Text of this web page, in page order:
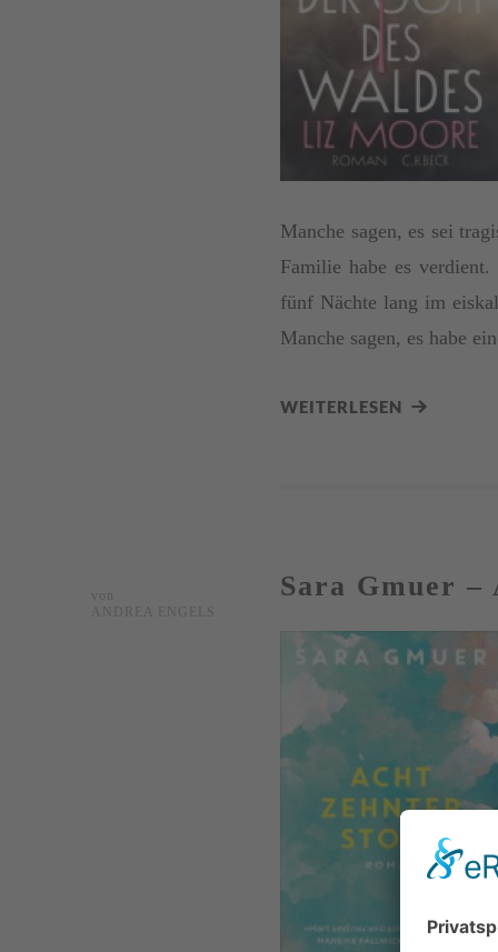
Manche sagen, es sei
Familie habe es
fünf Nächte lang im
Manche sagen, es habe
WEITERLESEN
von
ANDREA ENGELS
Sara Gmuer –